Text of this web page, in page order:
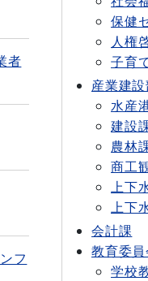
者
フ
保健
人権
子育
産業建設
水産
建設
農林
商工
上下
上下
会計課
教育委員
学校